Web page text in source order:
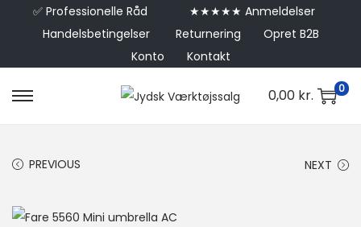
✅ Professionelle Råd
★★★★★ Anmeldelser
Handelsbetingelser
Returnering
Opret B2B
Konto
Kontakt
0,00 kr. 0
PREVIOUS NEXT